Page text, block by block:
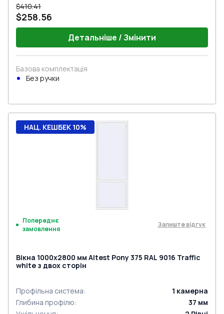
$410.41
$258.56
Детальніше / Змінити
Базова комплектація
Без ручки
НАЦ. КЕШБЕК 10%
Попереднє
замовлення
Залиште відгук
Вікна 1000x2800 мм Altest Pony 375 RAL 9016 Traffic
white з двох сторін
Профільна система: 1 камерна
Глибина профілю: 37 мм